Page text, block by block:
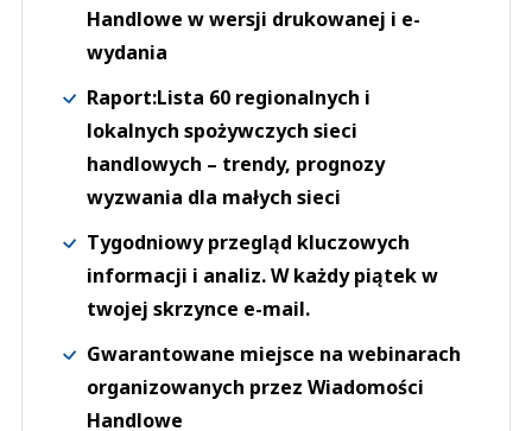
Handlowe w wersji drukowanej i e-
wydania
Raport:Lista 60 regionalnych i
lokalnych spożywczych sieci
handlowych – trendy, prognozy
wyzwania dla małych sieci
Tygodniowy przegląd kluczowych
informacji i analiz. W każdy piątek w
twojej skrzynce e-mail.
Gwarantowane miejsce na webinarach
organizowanych przez Wiadomości
Handlowe